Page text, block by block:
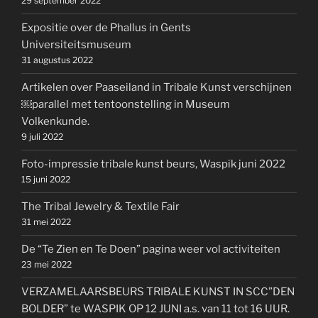
Expositie over de Phallus in Gents
Universiteitsmuseum
31 augustus 2022
Artikelen over Paaseiland in Tribale Kunst verschijnen
￼parallel met tentoonstelling in Museum
Volkenkunde.
9 juli 2022
Foto-impressie tribale kunst beurs, Waspik juni 2022
15 juni 2022
The Tribal Jewelry & Textile Fair
31 mei 2022
De “Te Zien en Te Doen” pagina weer vol activiteiten
23 mei 2022
VERZAMELAARSBEURS TRIBALE KUNST IN SCC”DEN
BOLDER” te WASPIK OP 12 JUNI a.s. van 11 tot 16 UUR.